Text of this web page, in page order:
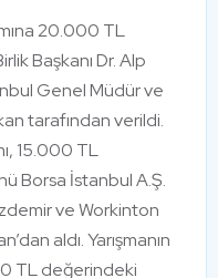
20.000 TL
Başkanı Dr. Alp
Genel Müdür ve
tarafından verildi.
15.000 TL
Borsa İstanbul A.Ş.
ve Workinton
aldı. Yarışmanın
TL değerindeki